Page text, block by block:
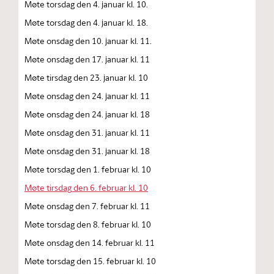
Møte torsdag den 4. januar kl. 10.
Møte torsdag den 4. januar kl. 18.
Møte onsdag den 10. januar kl. 11.
Møte onsdag den 17. januar kl. 11
Møte tirsdag den 23. januar kl. 10
Møte onsdag den 24. januar kl. 11
Møte onsdag den 24. januar kl. 18
Møte onsdag den 31. januar kl. 11
Møte onsdag den 31. januar kl. 18
Møte torsdag den 1. februar kl. 10
Møte tirsdag den 6. februar kl. 10
Møte onsdag den 7. februar kl. 11
Møte torsdag den 8. februar kl. 10
Møte onsdag den 14. februar kl. 11
Møte torsdag den 15. februar kl. 10